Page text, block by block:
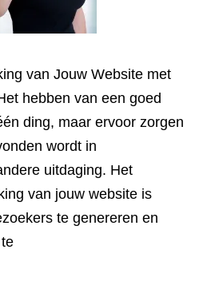
van Jouw Website met
hebben van een goed
ding, maar ervoor zorgen
wordt in
uitdaging. Het
van jouw website is
te genereren en